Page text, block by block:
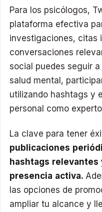
Para los psicólogos,
plataforma efectiva
investigaciones, citas
conversaciones
social puedes seguir
salud mental,
utilizando hashtags y
personal como
La clave para tener
publicaciones
hashtags relevantes
presencia activa.
las opciones de
ampliar tu alcance y